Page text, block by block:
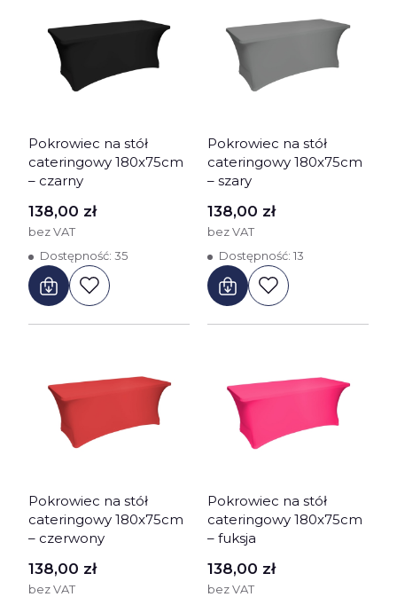
Pokrowiec na stół
cateringowy 180x75cm
– czarny
Cena
138,00 zł
bez VAT
Dostępność: 35
Pokrowiec na stół
cateringowy 180x75cm
– szary
Cena
138,00 zł
bez VAT
Dostępność: 13
Pokrowiec na stół
cateringowy 180x75cm
– czerwony
Cena
138,00 zł
bez VAT
Pokrowiec na stół
cateringowy 180x75cm
– fuksja
Cena
138,00 zł
bez VAT